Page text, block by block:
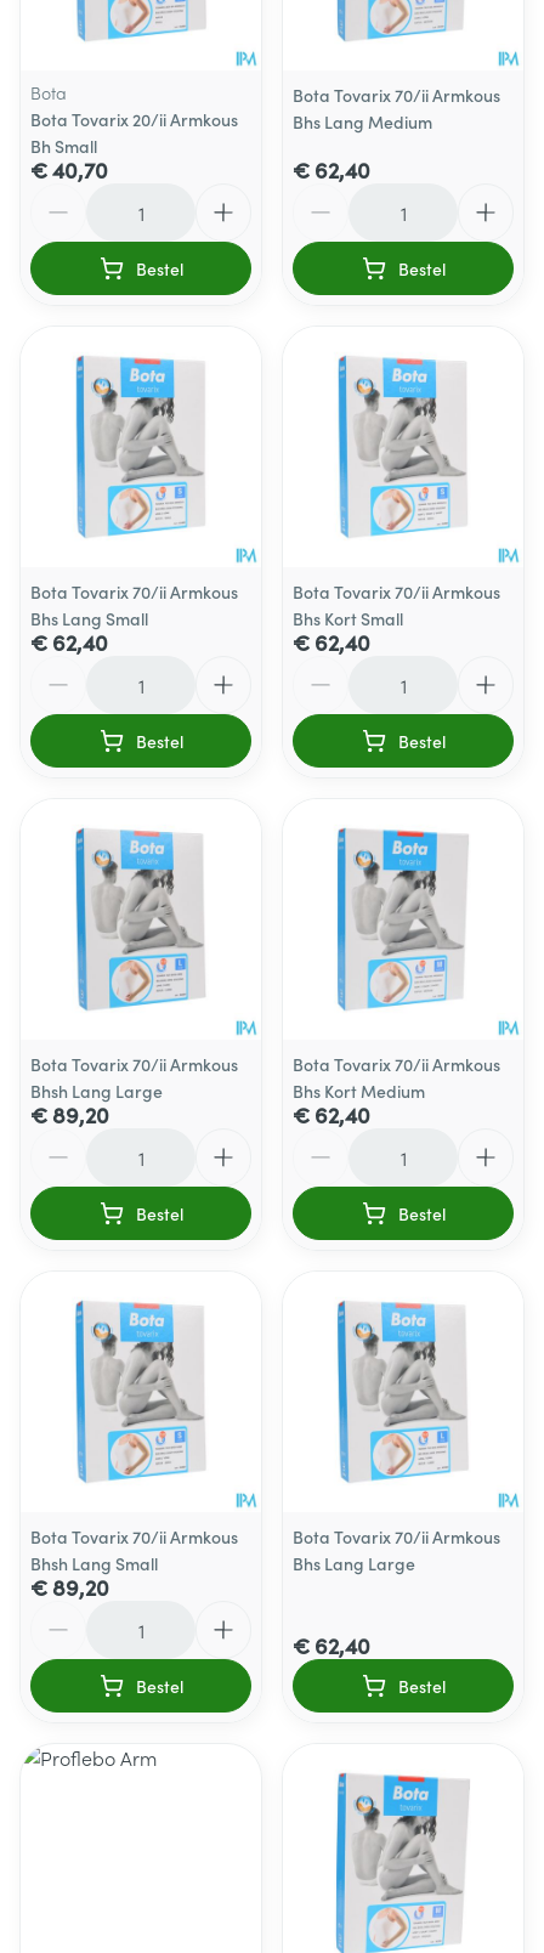
Bota
Bota Tovarix 20/ii Armkous
Bh Small
€ 40,70
Bestel
Bota Tovarix 70/ii Armkous
Bhs Lang Medium
€ 62,40
Bestel
Bota Tovarix 70/ii Armkous
Bhs Lang Small
€ 62,40
Bestel
Bota Tovarix 70/ii Armkous
Bhs Kort Small
€ 62,40
Bestel
Bota Tovarix 70/ii Armkous
Bhsh Lang Large
€ 89,20
Bestel
Bota Tovarix 70/ii Armkous
Bhs Kort Medium
€ 62,40
Bestel
Bota Tovarix 70/ii Armkous
Bhsh Lang Small
€ 89,20
Bestel
Bota Tovarix 70/ii Armkous
Bhs Lang Large
€ 62,40
Bestel